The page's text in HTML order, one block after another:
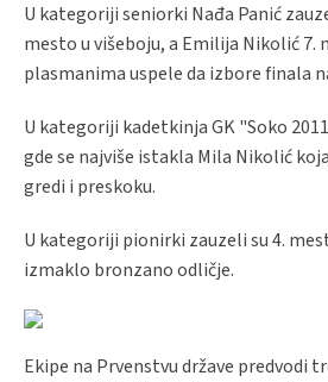
U kategoriji seniorki Nađa Panić
mesto u višeboju, a Emilija Nikolić 7.
plasmanima uspele da izbore finala
U kategoriji kadetkinja GK "Soko
gde se najviše istakla Mila Nikolić
gredi i preskoku.
U kategoriji pionirki zauzeli su 4.
izmaklo bronzano odličje.
Ekipe na Prvenstvu države predvodi